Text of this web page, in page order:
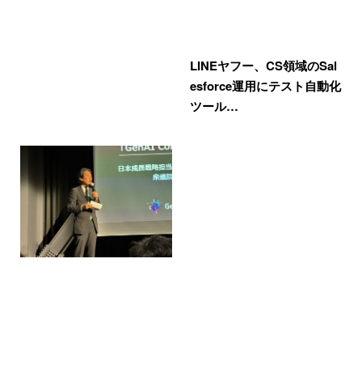
LINEヤフー、CS領域のSal
esforce運用にテスト自動化
ツール…